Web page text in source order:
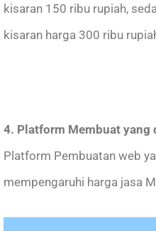
kisaran 150 ribu rupiah,
kisaran harga 300 ribu
4. Platform Membuat yang
Platform Pembuatan web
mempengaruhi harga jasa